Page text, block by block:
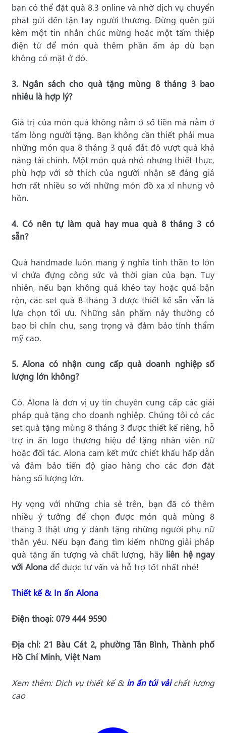
bạn có thể đặt quà 8.3 online và nhờ dịch vụ chuyển
phát gửi đến tận tay người thương. Đừng quên gửi
kèm một tin nhắn chúc mừng hoặc một tấm thiệp
điện tử để món quà thêm phần ấm áp dù bạn
không có mặt ở đó.
3. Ngân sách cho quà tặng mùng 8 tháng 3 bao
nhiêu là hợp lý?
Giá trị của món quà không nằm ở số tiền mà nằm ở
tấm lòng người tặng. Bạn không cần thiết phải mua
những món qua 8 tháng 3 quá đắt đỏ vượt quá khả
năng tài chính. Một món quà nhỏ nhưng thiết thực,
phù hợp với sở thích của người nhận sẽ đáng giá
hơn rất nhiều so với những món đồ xa xỉ nhưng vô
hồn.
4. Có nên tự làm quà hay mua quà 8 tháng 3 có
sẵn?
Quà handmade luôn mang ý nghĩa tinh thần to lớn
vì chứa đựng công sức và thời gian của bạn. Tuy
nhiên, nếu bạn không quá khéo tay hoặc quá bận
rộn, các set quà 8 tháng 3 được thiết kế sẵn vẫn là
lựa chọn tối ưu. Những sản phẩm này thường có
bao bì chỉn chu, sang trọng và đảm bảo tính thẩm
mỹ cao.
5. Alona có nhận cung cấp quà doanh nghiệp số
lượng lớn không?
Có. Alona là đơn vị uy tín chuyên cung cấp các giải
pháp quà tặng cho doanh nghiệp. Chúng tôi có các
set quà tặng mùng 8 tháng 3 được thiết kế riêng, hỗ
trợ in ấn logo thương hiệu để tặng nhân viên nữ
hoặc đối tác. Alona cam kết mức chiết khấu hấp dẫn
và đảm bảo tiến độ giao hàng cho các đơn đặt
hàng số lượng lớn.
Hy vọng với những chia sẻ trên, bạn đã có thêm
nhiều ý tưởng để chọn được món quà mùng 8
tháng 3 thật ưng ý dành tặng những người phụ nữ
thân yêu. Nếu bạn đang tìm kiếm những giải pháp
quà tặng ấn tượng và chất lượng, hãyliên hệ ngay
với Alona để được tư vấn và hỗ trợ tốt nhất nhé!
Thiết kế & In ấn Alona
Điện thoại: 079 444 9590
Địa chỉ: 21 Bàu Cát 2, phường Tân Bình, Thành phố
Hồ Chí Minh, Việt Nam
Xem thêm: Dịch vụ thiết kế & in ấn túi vảichất lượng
cao